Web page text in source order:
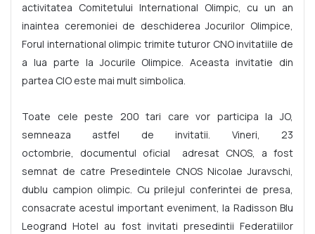
activitatea Comitetului International Olimpic, cu un an
inaintea ceremoniei de deschiderea Jocurilor Olimpice,
Forul international olimpic trimite tuturor CNO invitatiile de
a lua parte la Jocurile Olimpice. Aceasta invitatie din
partea CIO este mai mult simbolica.
Toate cele peste 200 tari care vor participa la JO,
semneaza astfel de invitatii. Vineri, 23
octombrie, documentul oficial adresat CNOS, a fost
semnat de catre Presedintele CNOS Nicolae Juravschi,
dublu campion olimpic. Cu prilejul conferintei de presa,
consacrate acestul important eveniment, la Radisson Blu
Leogrand Hotel au fost invitati presedintii Federatiilor